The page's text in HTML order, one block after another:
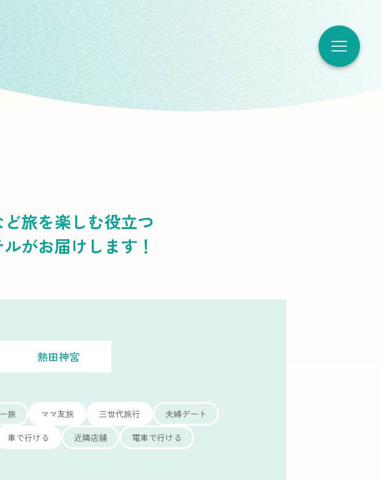
旅を楽しむ役立つ
がお届けします！
熱田神宮
旅 ママ友旅 三世代旅行
夫婦デート
車で行ける 近隣店舗 電車で行ける